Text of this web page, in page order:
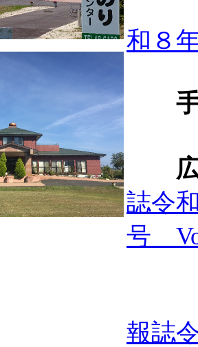
和８
誌令
号
報誌